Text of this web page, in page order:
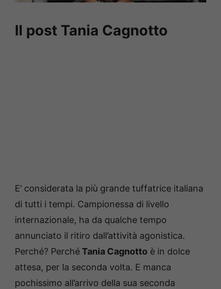
Il post Tania Cagnotto
E’ considerata la più grande tuffatrice italiana
di tutti i tempi. Campionessa di livello
internazionale, ha da qualche tempo
annunciato il ritiro dall’attività agonistica.
Perché? PerchéTania Cagnotto è in dolce
attesa, per la seconda volta. E manca
pochissimo all’arrivo della sua seconda